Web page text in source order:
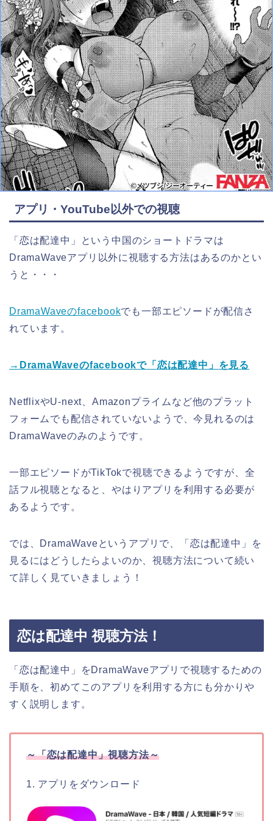
アプリ・YouTube以外での視聴
「恋は配達中」という中国のショートドラマは
DramaWaveアプリ以外に視聴する方法はあるのかとい
うと・・・
DramaWaveのfacebookでも一部エピソードが配信さ
れています。
→DramaWaveのfacebookで「恋は配達中」 を見る
NetflixやU-next、Amazonプライムなど他のプラット
フォームでも配信されていないようで、今見れるのは
DramaWaveのみのようです。
一部エピソードがTikTokで視聴できるようですが、全
話フル視聴となると、やはりアプリを利用する必要が
あるようです。
では、DramaWaveというアプリで、「恋は配達中」を
見るにはどうしたらよいのか、視聴方法について続い
て詳しく見ていきましょう！
恋は配達中 視聴方法！
「恋は配達中」をDramaWaveアプリで視聴するための
手順を、初めてこのアプリを利用する方にも分かりや
すく説明します。
～「恋は配達中」視聴方法～
1. アプリをダウンロード